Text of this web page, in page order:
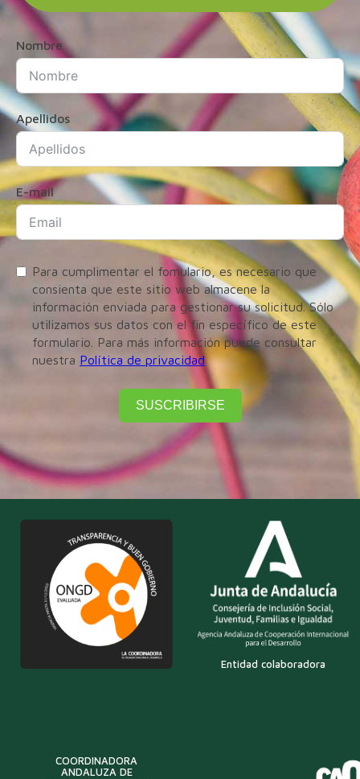
Nombre
Apellidos
E-mail
Para cumplimentar el fomulario, es necesario que
consienta que este sitio web almacene la
información enviada para gestionar su solicitud. Sólo
utilizamos sus datos con el fin específico de este
formulario. Para más información puede consultar
nuestra Política de privacidad
SUSCRIBIRSE
Entidad colaboradora
COORDINADORA
ANDALUZA DE